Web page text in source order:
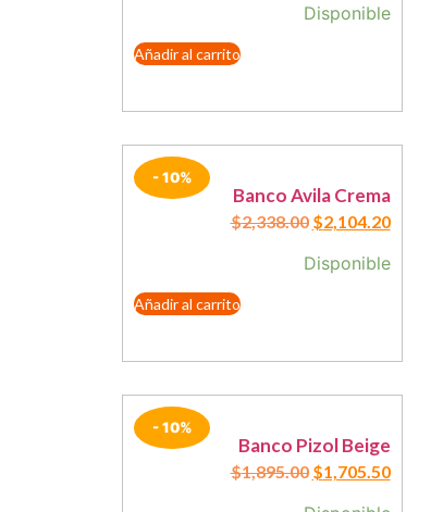
Disponible
Añadir al carrito
- 10%
Banco Avila Crema
$2,338.00 $2,104.20
Disponible
Añadir al carrito
- 10%
Banco Pizol Beige
$1,895.00 $1,705.50